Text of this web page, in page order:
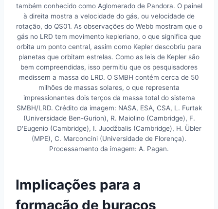
também conhecido como Aglomerado de Pandora. O painel
à direita mostra a velocidade do gás, ou velocidade de
rotação, do QS01. As observações do Webb mostram que o
gás no LRD tem movimento kepleriano, o que significa que
orbita um ponto central, assim como Kepler descobriu para
planetas que orbitam estrelas. Como as leis de Kepler são
bem compreendidas, isso permitiu que os pesquisadores
medissem a massa do LRD. O SMBH contém cerca de 50
milhões de massas solares, o que representa
impressionantes dois terços da massa total do sistema
SMBH/LRD. Crédito da imagem: NASA, ESA, CSA, L. Furtak
(Universidade Ben-Gurion), R. Maiolino (Cambridge), F.
D'Eugenio (Cambridge), I. Juodžbalis (Cambridge), H. Übler
(MPE), C. Marconcini (Universidade de Florença).
Processamento da imagem: A. Pagan.
Implicações para a
formação de buracos